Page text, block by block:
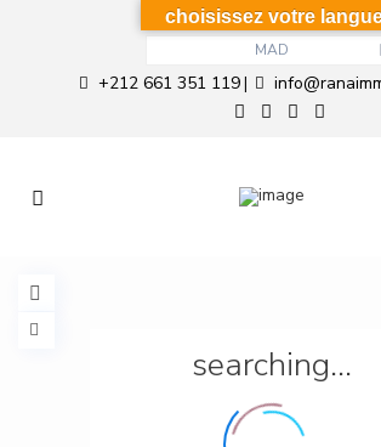
MAD
+212 661 351 119|
searching...
choisissez votre